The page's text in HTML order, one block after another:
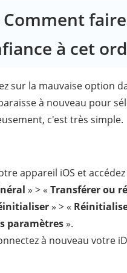
Comment
à cet
sur la mauvaise option
à nouveau pour
c'est très simple.
appareil iOS et accédez
» > « Transférer ou
» > «
paramètres».
à nouveau votre